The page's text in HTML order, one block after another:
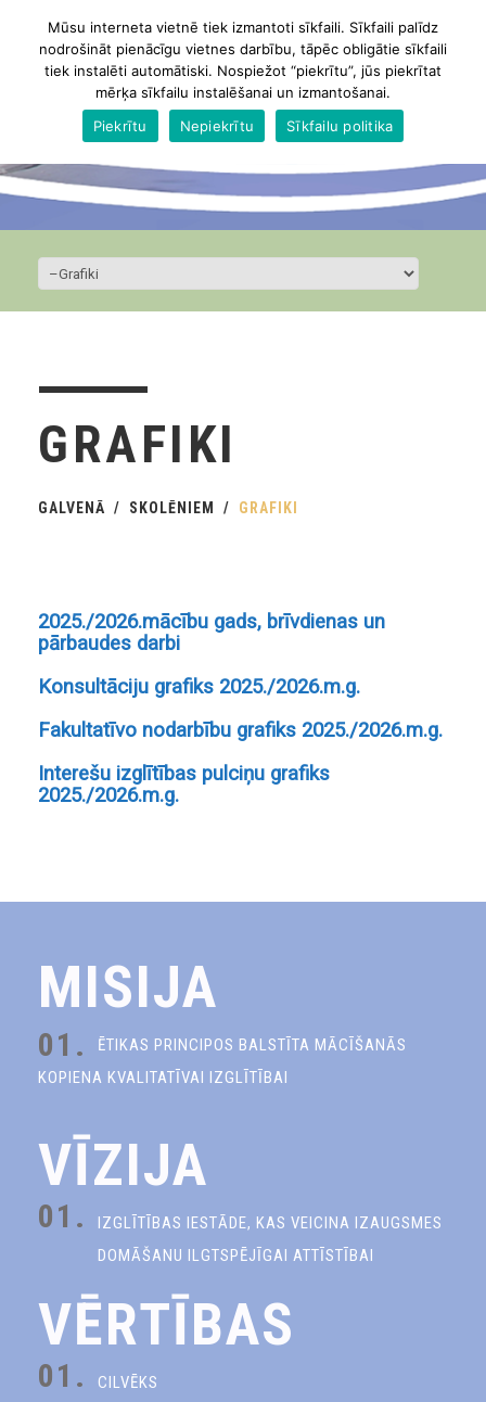
GRAFIKI
GALVENĀ SKOLĒNIEM GRAFIKI
2025./2026.mācību gads, brīvdienas un
pārbaudes darbi
Konsultāciju grafiks 2025./2026.m.g.
Fakultatīvo nodarbību grafiks 2025./2026.m.g.
Interešu izglītības pulciņu grafiks
2025./2026.m.g.
MISIJA
01.
ĒTIKAS PRINCIPOS BALSTĪTA MĀCĪŠANĀS
KOPIENA KVALITATĪVAI IZGLĪTĪBAI
VĪZIJA
01.
IZGLĪTĪBAS IESTĀDE, KAS VEICINA IZAUGSMES
DOMĀŠANU ILGTSPĒJĪGAI ATTĪSTĪBAI
VĒRTĪBAS
01. CILVĒKS
Mūsu interneta vietnē tiek izmantoti sīkfaili. Sīkfaili palīdz
nodrošināt pienācīgu vietnes darbību, tāpēc obligātie sīkfaili
tiek instalēti automātiski. Nospiežot “piekrītu”, jūs piekrītat
mērķa sīkfailu instalēšanai un izmantošanai.
Piekrītu
Nepiekrītu Sīkfailu politika